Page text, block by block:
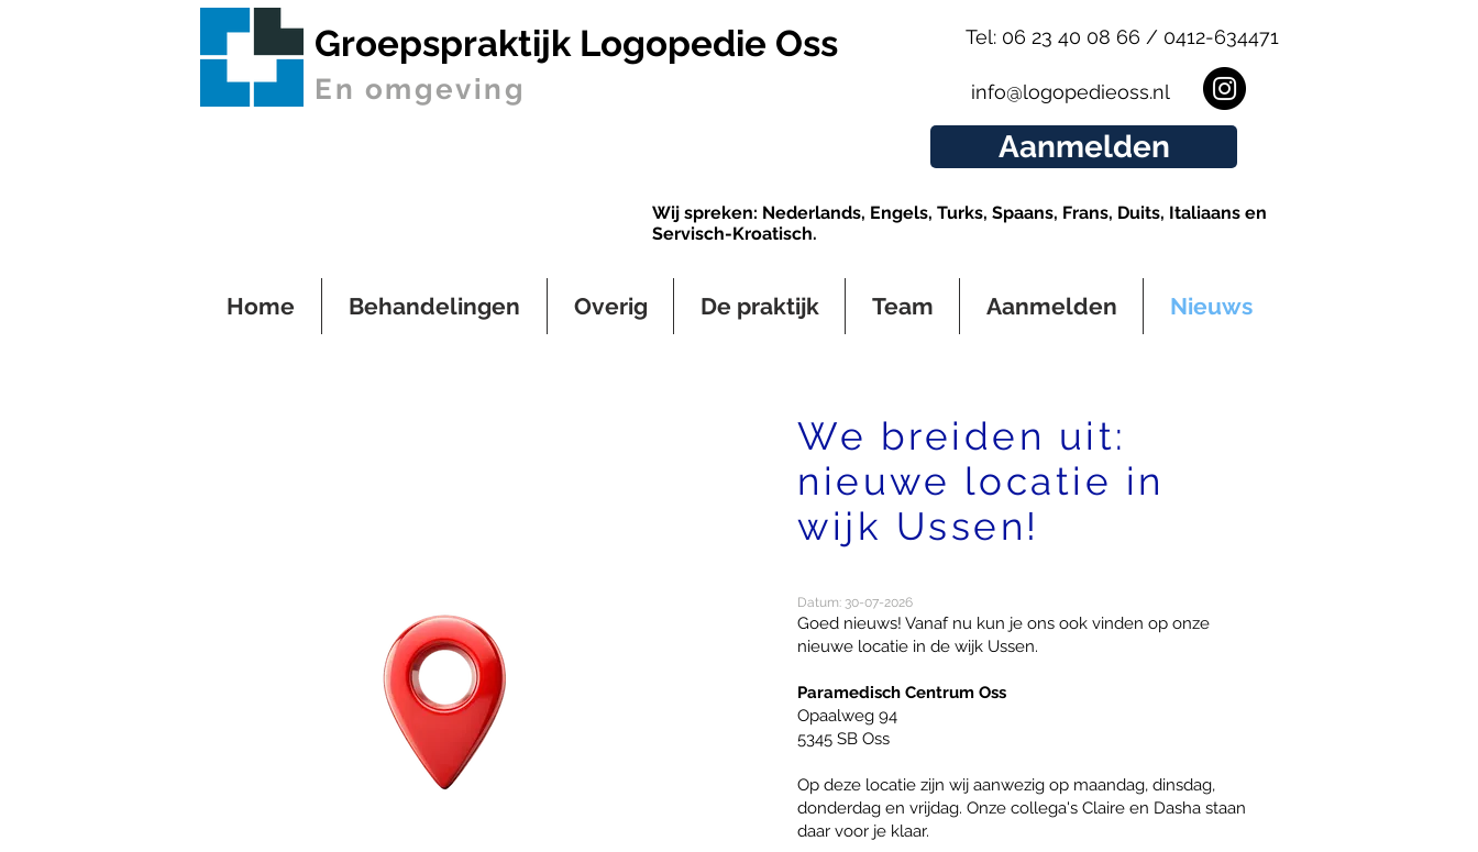
Groepspraktijk Logopedie Oss
En omgeving
Tel: 06 23 40 08 66 / 0412-634471
info@logopedieoss.nl
Aanmelden
Wij spreken: Nederlands, Engels, Turks, Spaans, Frans, Duits, Italiaans en
Servisch-Kroatisch.
Home Behandelingen Overig De praktijk Team Aanmelden Nieuws
We breiden uit:
nieuwe locatie in
wijk Ussen!
Datum: 30-07-2026
Goed nieuws! Vanaf nu kun je ons ook vinden op onze
nieuwe locatie in de wijk Ussen.
Paramedisch Centrum Oss
Opaalweg 94
5345 SB Oss
Op deze locatie zijn wij aanwezig op maandag, dinsdag,
donderdag en vrijdag. Onze collega's Claire en Dasha staan
daar voor je klaar.